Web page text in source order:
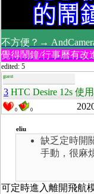
不方便？→
覺得鬧鐘/行事曆有
edited: 5
guest
3 HTC Desire 12s 使
0 0
eliu
缺乏定時開
手動，很麻
可定時進入離開飛航